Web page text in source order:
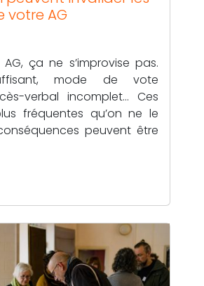
votre AG
ça ne s’improvise pas.
mode de vote
verbal incomplet… Ces
fréquentes qu’on ne le
peuvent être